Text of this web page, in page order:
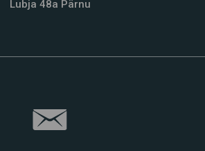
Lubja 48a Pärnu